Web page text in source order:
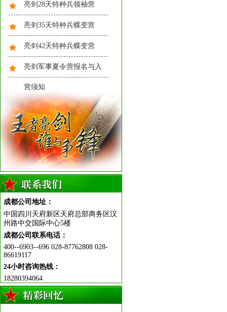
亮剑28天特种兵领袖营
亮剑35天特种兵蝶变营
亮剑42天特种兵蝶变营
亮剑军事夏令营报名与入
营须知
成都公司地址：
中国四川天府新区天府总部商务区汉
州路中交国际中心5楼
成都公司联系电话：
400--6903--696 028-87762808 028-
86619117
24小时咨询热线：
18280394064
2024年夏令营学员风采——亮
剑小兵集体照
2023成都亮剑团体照
2022亮剑成都团队照